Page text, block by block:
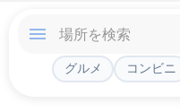
グルメ コンビニ